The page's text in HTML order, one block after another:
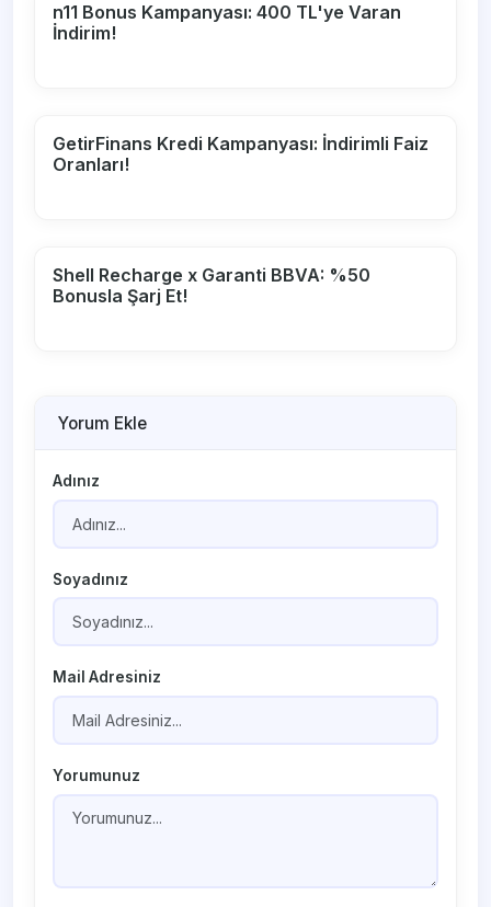
n11 Bonus Kampanyası: 400 TL'ye Varan
İndirim!
GetirFinans Kredi Kampanyası: İndirimli Faiz
Oranları!
Shell Recharge x Garanti BBVA: %50
Bonusla Şarj Et!
Yorum Ekle
Adınız
Soyadınız
Mail Adresiniz
Yorumunuz